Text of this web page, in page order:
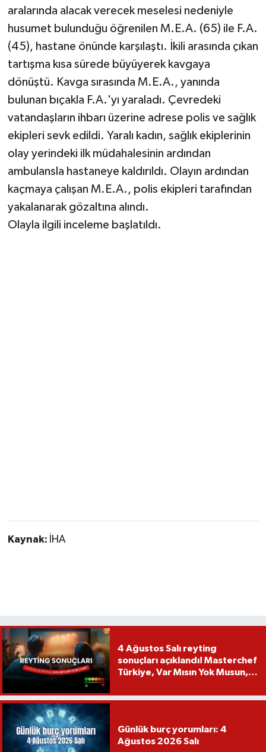
aralarında alacak verecek meselesi nedeniyle
husumet bulunduğu öğrenilen M.E.A. (65) ile F.A.
(45), hastane önünde karşılaştı. İkili arasında çıkan
tartışma kısa sürede büyüyerek kavgaya
dönüştü. Kavga sırasında M.E.A., yanında
bulunan bıçakla F.A.'yı yaraladı. Çevredeki
vatandaşların ihbarı üzerine adrese polis ve sağlık
ekipleri sevk edildi. Yaralı kadın, sağlık ekiplerinin
olay yerindeki ilk müdahalesinin ardından
ambulansla hastaneye kaldırıldı. Olayın ardından
kaçmaya çalışan M.E.A., polis ekipleri tarafından
yakalanarak gözaltına alındı.
Olayla ilgili inceleme başlatıldı.
Kaynak: İHA
4 Ağustos Salı reyting
sonuçları açıklandı! Masterchef
Türkiye, Var Mısın Yok Musun,
Günlük burç yorumları: 4
Ağustos 2026 Salı